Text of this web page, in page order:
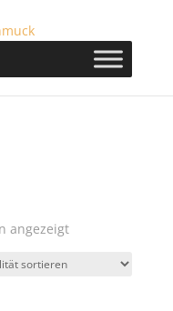
angezeigtNach